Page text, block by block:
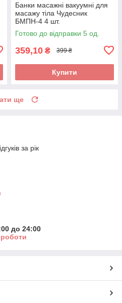
Банки масажні вакуумні для
масажу тіла Чудесник
БМПН-4 4 шт.
Готово до відправки 5 од.
359,10 ₴ 399 ₴
Купити
ще
за рік
до 24:00